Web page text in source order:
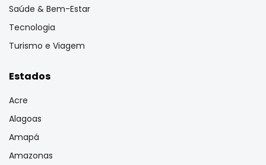
Saúde & Bem-Estar
Tecnologia
Turismo e Viagem
Estados
Acre
Alagoas
Amapá
Amazonas